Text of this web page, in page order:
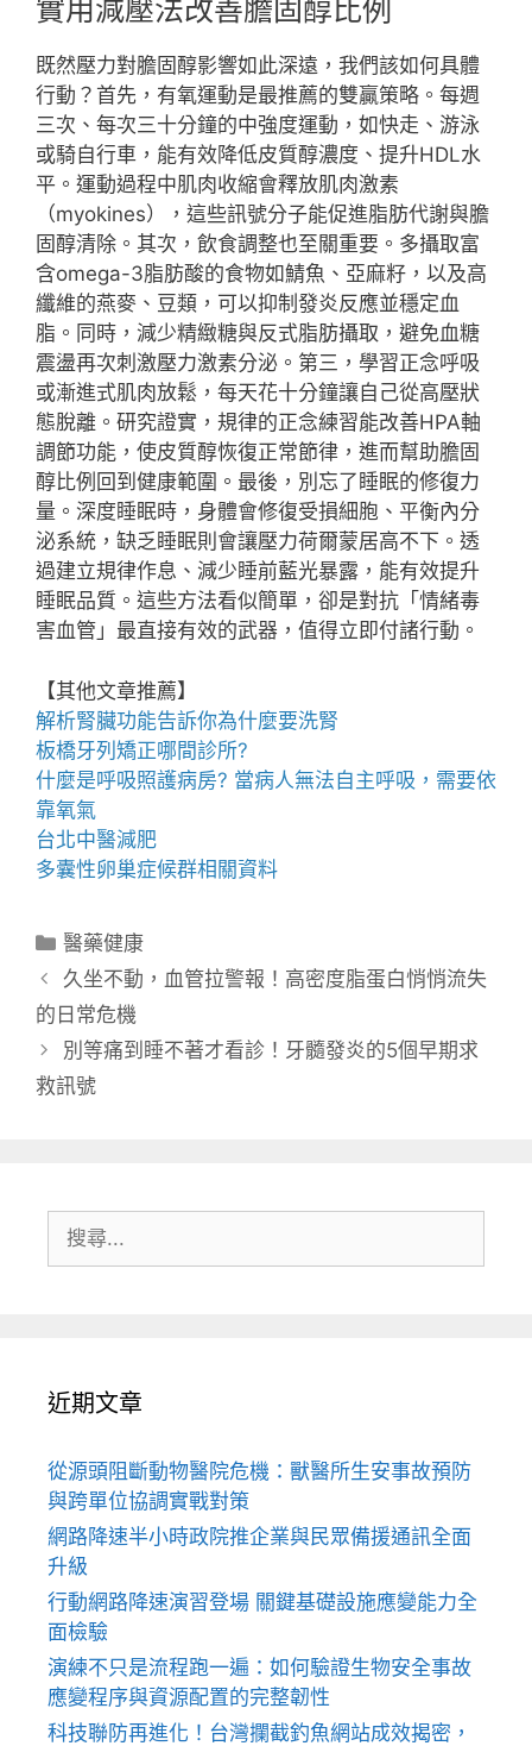
實用減壓法改善膽固醇比例
既然壓力對膽固醇影響如此深遠，我們該如何具體
行動？首先，有氧運動是最推薦的雙贏策略。每週
三次、每次三十分鐘的中強度運動，如快走、游泳
或騎自行車，能有效降低皮質醇濃度、提升HDL水
平。運動過程中肌肉收縮會釋放肌肉激素
（myokines），這些訊號分子能促進脂肪代謝與膽
固醇清除。其次，飲食調整也至關重要。多攝取富
含omega-3脂肪酸的食物如鯖魚、亞麻籽，以及高
纖維的燕麥、豆類，可以抑制發炎反應並穩定血
脂。同時，減少精緻糖與反式脂肪攝取，避免血糖
震盪再次刺激壓力激素分泌。第三，學習正念呼吸
或漸進式肌肉放鬆，每天花十分鐘讓自己從高壓狀
態脫離。研究證實，規律的正念練習能改善HPA軸
調節功能，使皮質醇恢復正常節律，進而幫助膽固
醇比例回到健康範圍。最後，別忘了睡眠的修復力
量。深度睡眠時，身體會修復受損細胞、平衡內分
泌系統，缺乏睡眠則會讓壓力荷爾蒙居高不下。透
過建立規律作息、減少睡前藍光暴露，能有效提升
睡眠品質。這些方法看似簡單，卻是對抗「情緒毒
害血管」最直接有效的武器，值得立即付諸行動。
【其他文章推薦】
解析腎臟功能告訴你為什麼要洗腎
板橋牙列矯正哪間診所?
什麼是呼吸照護病房? 當病人無法自主呼吸，需要依
靠氧氣
台北中醫減肥
多囊性卵巢症候群相關資料
分
類
醫藥健康
久坐不動，血管拉警報！高密度脂蛋白悄悄流失
的日常危機
別等痛到睡不著才看診！牙髓發炎的5個早期求
救訊號
尋:
近期文章
從源頭阻斷動物醫院危機：獸醫所生安事故預防
與跨單位協調實戰對策
網路降速半小時政院推企業與民眾備援通訊全面
升級
行動網路降速演習登場 關鍵基礎設施應變能力全
面檢驗
演練不只是流程跑一遍：如何驗證生物安全事故
應變程序與資源配置的完整韌性
科技聯防再進化！台灣攔截釣魚網站成效揭密，